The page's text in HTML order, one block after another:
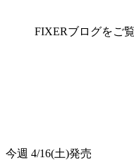
FIXERブログをご
今週 4/16(土)発売